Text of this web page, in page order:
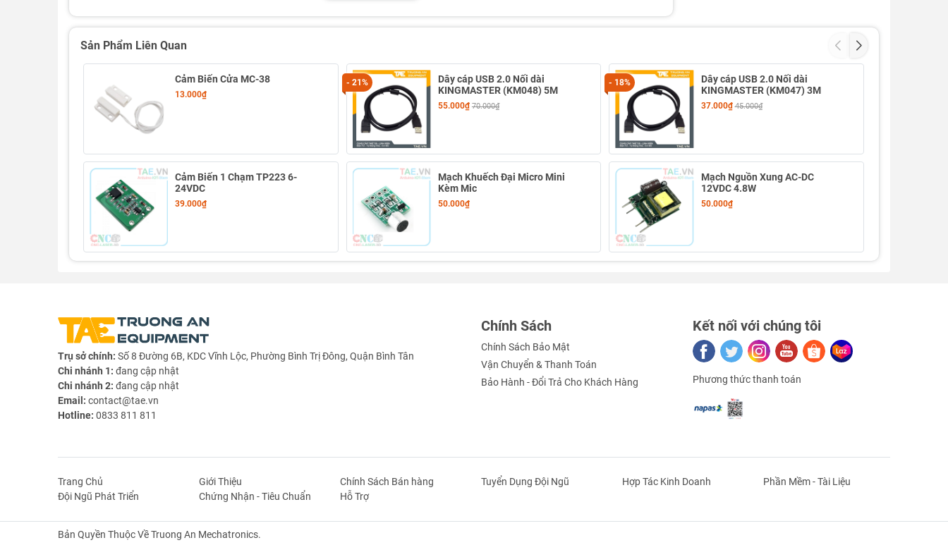
Sản Phẩm Liên Quan
Cảm Biến Cửa MC-38
13.000₫
- 21%
Dây cáp USB 2.0 Nối dài
KINGMASTER (KM048) 5M
55.000₫ 70.000₫
- 18%
Dây cáp USB 2.0 Nối dài
KINGMASTER (KM047) 3M
37.000₫ 45.000₫
Cảm Biến 1 Chạm TP223 6-
24VDC
39.000₫
Mạch Khuếch Đại Micro Mini
Kèm Mic
50.000₫
Mạch Nguồn Xung AC-DC
12VDC 4.8W
50.000₫
Trụ sở chính: Số 8 Đường 6B, KDC Vĩnh Lộc, Phường Bình Trị Đông, Quận Bình Tân
Chi nhánh 1: đang cập nhật
Chi nhánh 2: đang cập nhật
Email: contact@tae.vn
Hotline: 0833 811 811
Chính Sách
Chính Sách Bảo Mật
Vận Chuyển & Thanh Toán
Bảo Hành - Đổi Trả Cho Khách Hàng
Kết nối với chúng tôi
Phương thức thanh toán
Trang Chủ Giới Thiệu Chính Sách Bán hàng Tuyển Dụng Đội Ngũ Hợp Tác Kinh Doanh
Phần Mềm - Tài Liệu
Đội Ngũ Phát Triển
Chứng Nhận - Tiêu Chuẩn Hỗ Trợ
Bản Quyền Thuộc Về Truong An Mechatronics.